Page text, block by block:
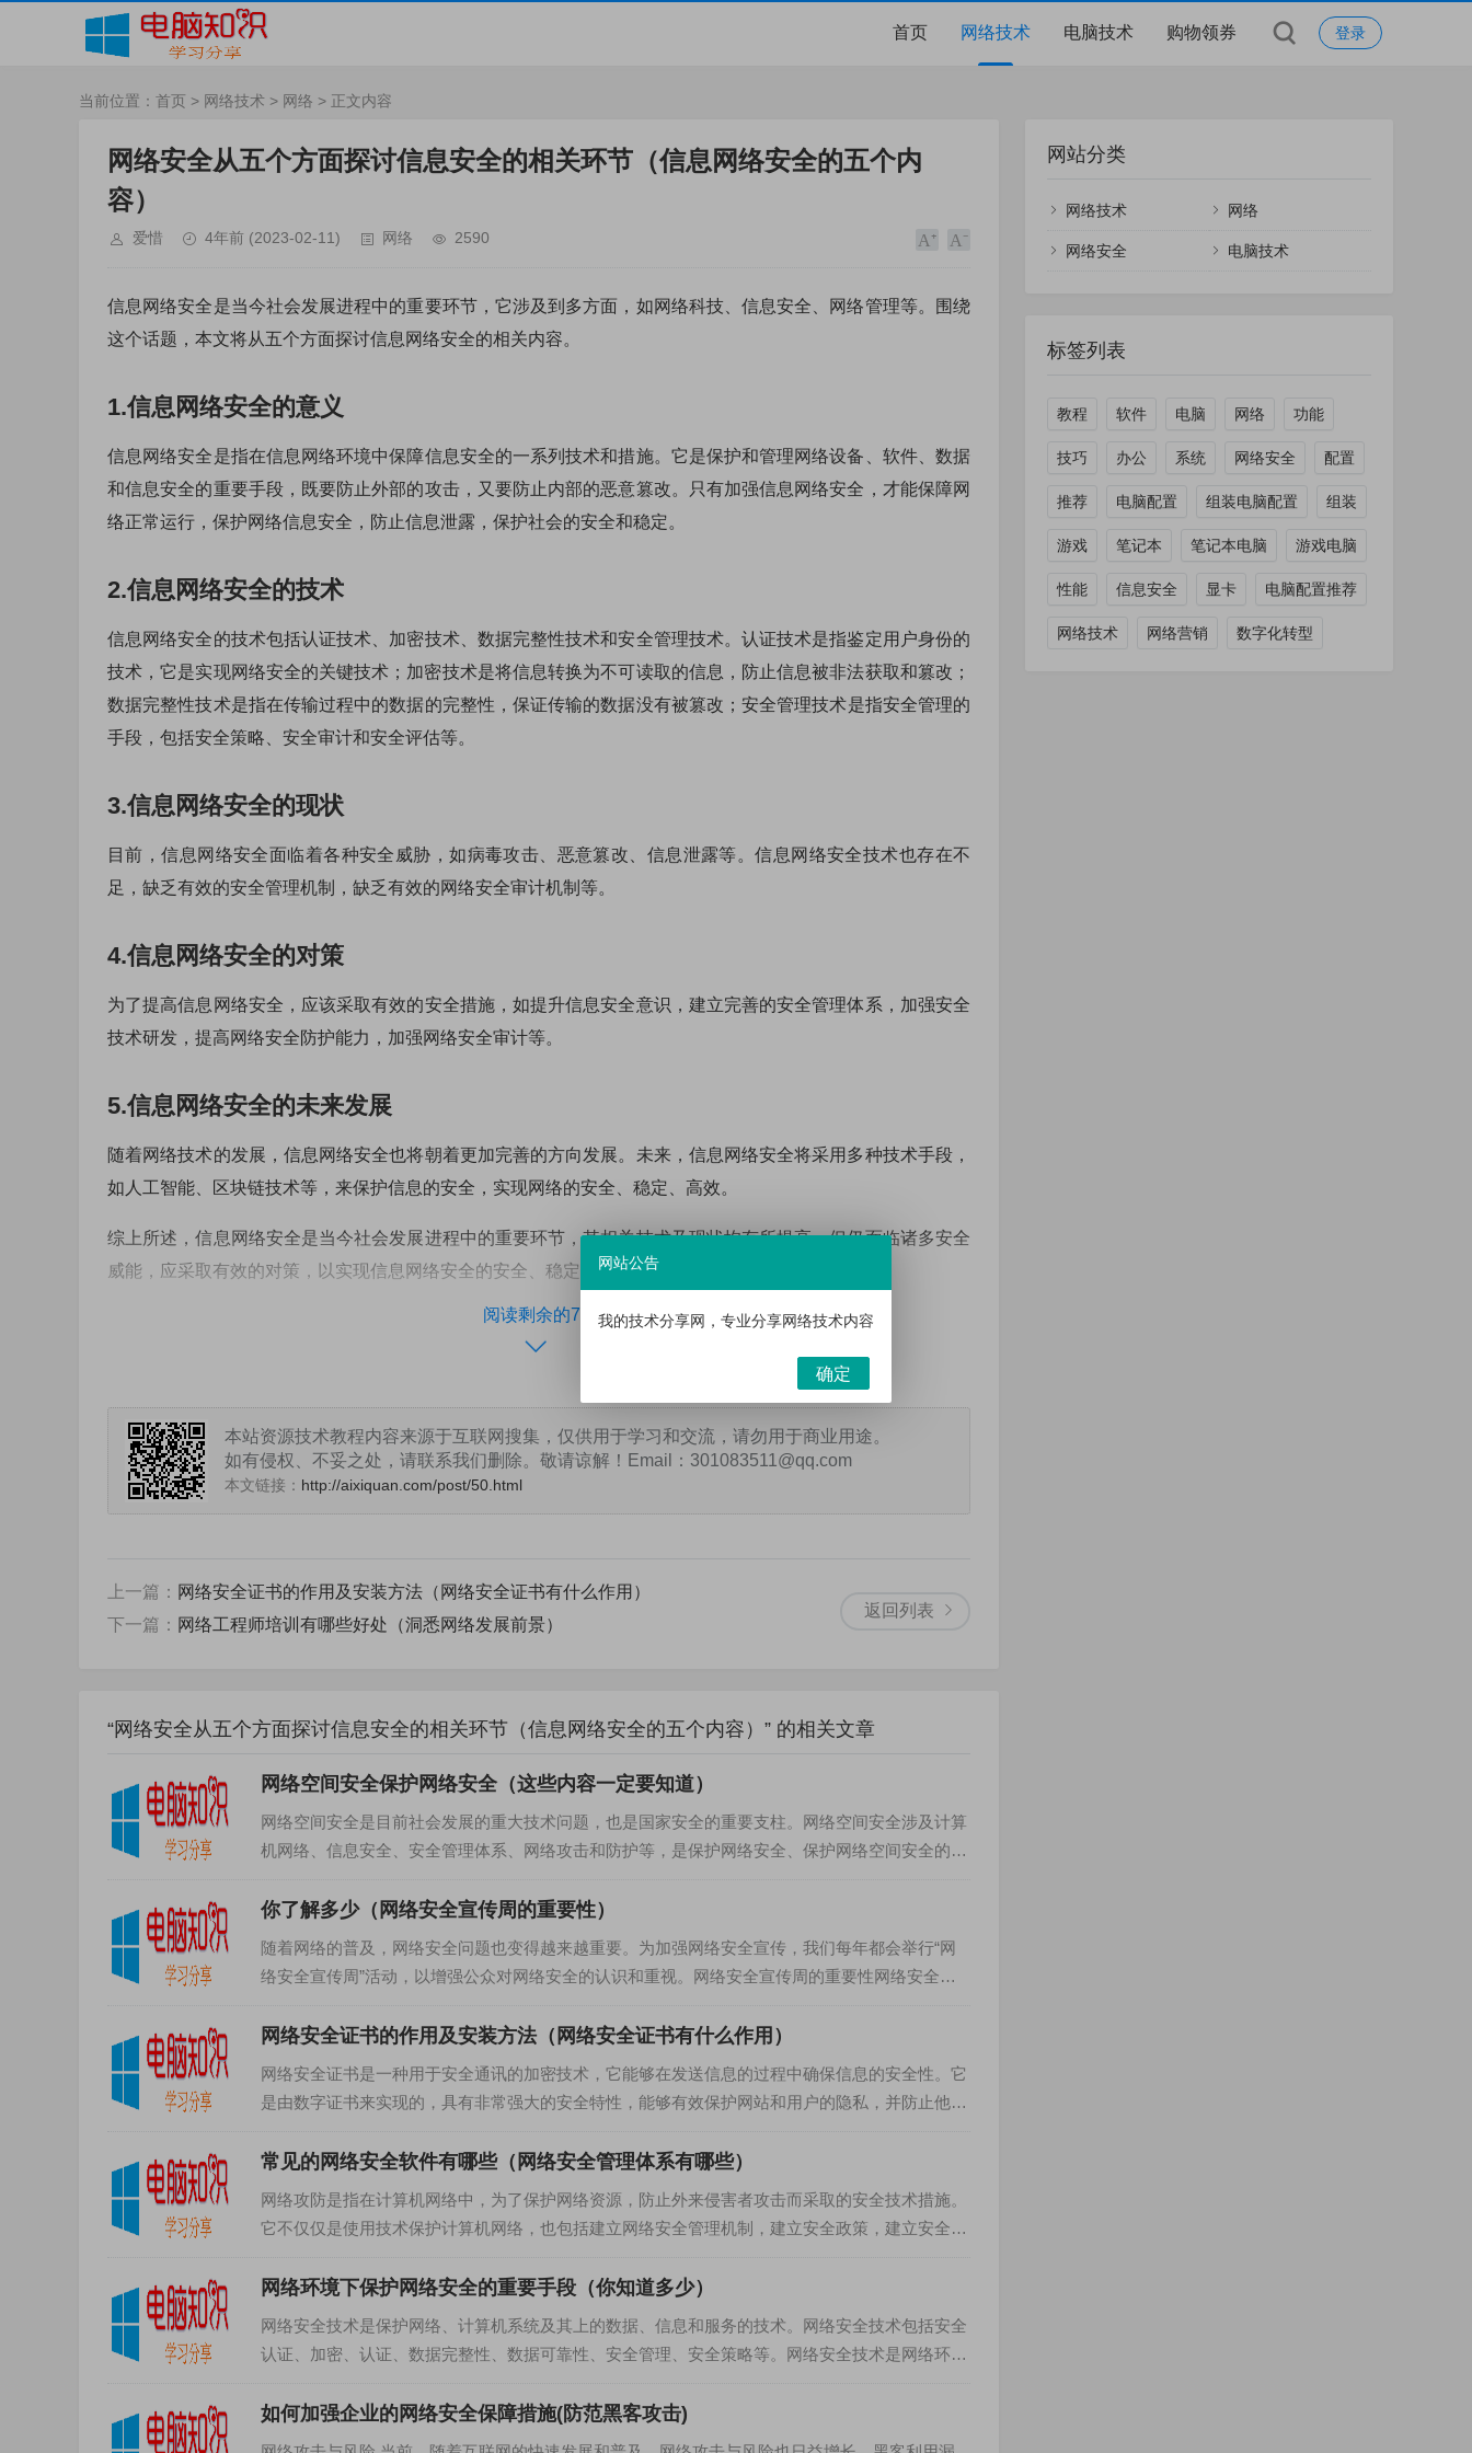
登录
首页 网络技术 电脑技术 购物领券
当前位置： 首页 > 网络技术 > 网络 > 正文内容
网络安全从五个方面探讨信息安全的相关环节（信息网络安全的五个内
容）
爱惜 4年前 (2023-02-11) 网络 2590
信息网络安全是当今社会发展进程中的重要环节，它涉及到多方面，如网络科技、信息安全、网络管理等。围绕
这个话题，本文将从五个方面探讨信息网络安全的相关内容。
1.信息网络安全的意义
信息网络安全是指在信息网络环境中保障信息安全的一系列技术和措施。它是保护和管理网络设备、软件、数据
和信息安全的重要手段，既要防止外部的攻击，又要防止内部的恶意篡改。只有加强信息网络安全，才能保障网
络正常运行，保护网络信息安全，防止信息泄露，保护社会的安全和稳定。
2.信息网络安全的技术
信息网络安全的技术包括认证技术、加密技术、数据完整性技术和安全管理技术。认证技术是指鉴定用户身份的
技术，它是实现网络安全的关键技术；加密技术是将信息转换为不可读取的信息，防止信息被非法获取和篡改；
数据完整性技术是指在传输过程中的数据的完整性，保证传输的数据没有被篡改；安全管理技术是指安全管理的
手段，包括安全策略、安全审计和安全评估等。
3.信息网络安全的现状
目前，信息网络安全面临着各种安全威胁，如病毒攻击、恶意篡改、信息泄露等。信息网络安全技术也存在不
足，缺乏有效的安全管理机制，缺乏有效的网络安全审计机制等。
4.信息网络安全的对策
为了提高信息网络安全，应该采取有效的安全措施，如提升信息安全意识，建立完善的安全管理体系，加强安全
技术研发，提高网络安全防护能力，加强网络安全审计等。
5.信息网络安全的未来发展
随着网络技术的发展，信息网络安全也将朝着更加完善的方向发展。未来，信息网络安全将采用多种技术手段，
如人工智能、区块链技术等，来保护信息的安全，实现网络的安全、稳定、高效。
综上所述，信息网络安全是当今社会发展进程中的重要环节，其相关技术及现状均有所提高，但仍面临诸多安全
威能，应采取有效的对策，以实现信息网络安全的安全、稳定、高效。
阅读剩余的7%
本站资源技术教程内容来源于互联网搜集，仅供用于学习和交流，请勿用于商业用途。
如有侵权、不妥之处，请联系我们删除。敬请谅解！Email：301083511@qq.com
本文链接： http://aixiquan.com/post/50.html
返回列表
上一篇： 网络安全证书的作用及安装方法（网络安全证书有什么作用）
下一篇： 网络工程师培训有哪些好处（洞悉网络发展前景）
“网络安全从五个方面探讨信息安全的相关环节（信息网络安全的五个内容）” 的相关文章
网络空间安全保护网络安全（这些内容一定要知道）
网络空间安全是目前社会发展的重大技术问题，也是国家安全的重要支柱。网络空间安全涉及计算
机网络、信息安全、安全管理体系、网络攻击和防护等，是保护网络安全、保护网络空间安全的必
你了解多少（网络安全宣传周的重要性）
随着网络的普及，网络安全问题也变得越来越重要。为加强网络安全宣传，我们每年都会举行“网
络安全宣传周”活动，以增强公众对网络安全的认识和重视。网络安全宣传周的重要性网络安全宣
网络安全证书的作用及安装方法（网络安全证书有什么作用）
网络安全证书是一种用于安全通讯的加密技术，它能够在发送信息的过程中确保信息的安全性。它
是由数字证书来实现的，具有非常强大的安全特性，能够有效保护网站和用户的隐私，并防止他人
常见的网络安全软件有哪些（网络安全管理体系有哪些）
网络攻防是指在计算机网络中，为了保护网络资源，防止外来侵害者攻击而采取的安全技术措施。
它不仅仅是使用技术保护计算机网络，也包括建立网络安全管理机制，建立安全政策，建立安全检
网络环境下保护网络安全的重要手段（你知道多少）
网络安全技术是保护网络、计算机系统及其上的数据、信息和服务的技术。网络安全技术包括安全
认证、加密、认证、数据完整性、数据可靠性、安全管理、安全策略等。网络安全技术是网络环境
如何加强企业的网络安全保障措施(防范黑客攻击)
网站分类
网络技术 网络
网络安全 电脑技术
标签列表
教程 软件 电脑 网络 功能
技巧 办公 系统 网络安全 配置
推荐 电脑配置 组装电脑配置 组装
游戏 笔记本 笔记本电脑 游戏电脑
性能 信息安全 显卡 电脑配置推荐
网络技术 网络营销 数字化转型
网站公告
我的技术分享网，专业分享网络技术内容
确定